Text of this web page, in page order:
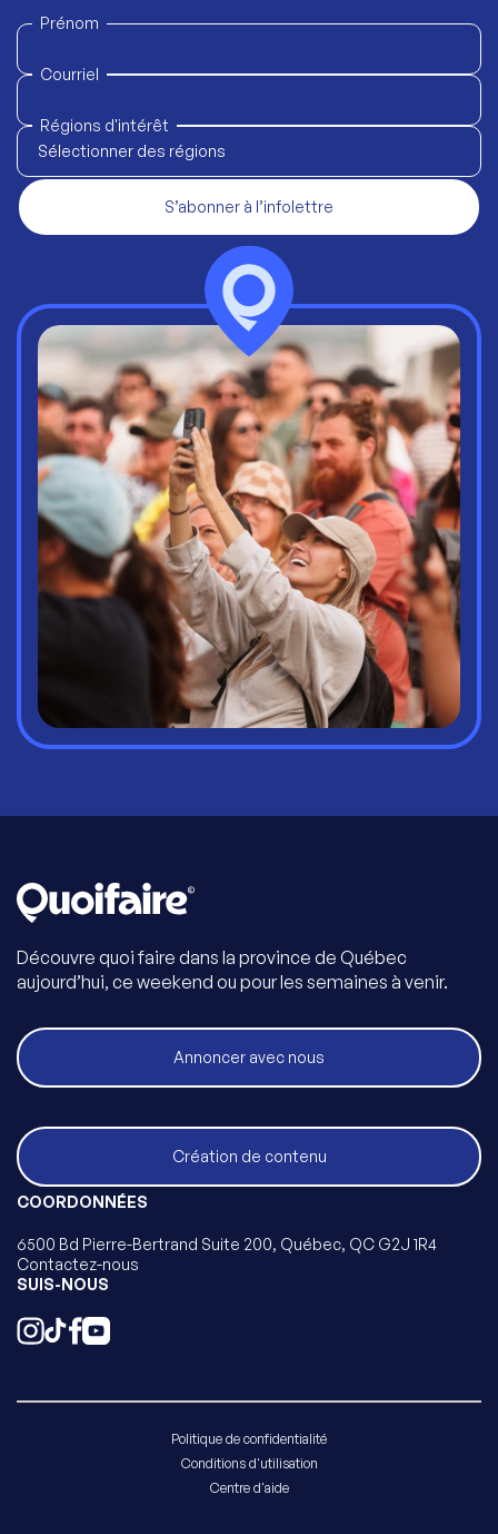
Prénom
Courriel
Régions d'intérêt
Sélectionner des régions
S’abonner à l’infolettre
Découvre quoi faire dans la province de Québec
aujourd’hui, ce weekend ou pour les semaines à venir.
Annoncer avec nous
Création de contenu
COORDONNÉES
6500 Bd Pierre-Bertrand Suite 200, Québec, QC G2J 1R4
Contactez-nous
SUIS-NOUS
Politique de confidentialité
Conditions d'utilisation
Centre d'aide